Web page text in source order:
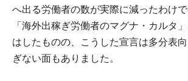
へ出る労働者の数が実際に減ったわけで
「海外出稼ぎ労働者のマグナ・カルタ
はしたものの、こうした宣言は多分表
ぎない面もありました。